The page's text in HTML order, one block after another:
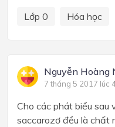
Lớp 0 Hóa học
Nguyễn Hoàng
7 tháng 5 2017 lúc
Cho các phát biểu sau
saccarozơ đều là chất